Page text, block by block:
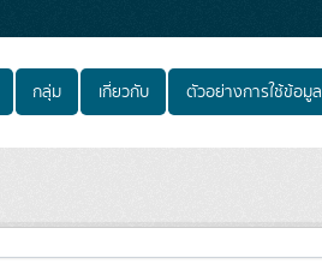
กลุ่ม เกี่ยวกับ ตัวอย่างการใช้ข้อมูล